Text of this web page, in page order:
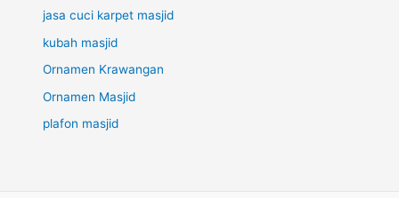
jasa cuci karpet masjid
kubah masjid
Ornamen Krawangan
Ornamen Masjid
plafon masjid